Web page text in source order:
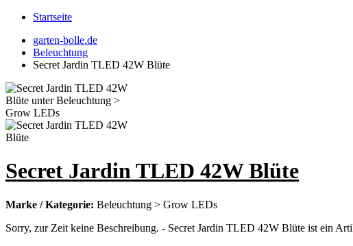
Startseite
garten-bolle.de
Beleuchtung
Secret Jardin TLED 42W Blüte
Secret Jardin TLED 42W Blüte
Marke / Kategorie: Beleuchtung > Grow LEDs
Sorry, zur Zeit keine Beschreibung. - Secret Jardin TLED 42W Blüte ist ein